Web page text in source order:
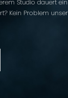
Studio dauert
Kein Problem